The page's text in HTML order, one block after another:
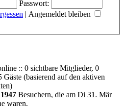
Passwort:
| Angemeldet bleiben
:: 0 sichtbare Mitglieder, 0
(basierend auf den aktiven
1947 Besuchern, die am Di 31. Mär
waren.